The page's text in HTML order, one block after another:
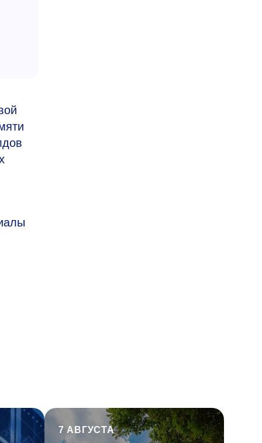
7 АВГУСТА